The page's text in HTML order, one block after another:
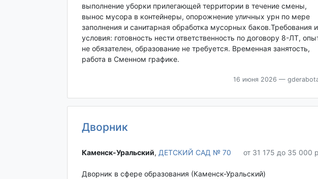
выполнение уборки прилегающей территории в течение смены,
вынос мусора в контейнеры, опорожнение уличных урн по мере
заполнения и санитарная обработка мусорных баков.Требования и
условия: готовность нести ответственность по договору 8-ЛТ,
не обязателен, образование не требуется. Временная занятость,
работа в Сменном графике.
16 июня 2026 —
Дворник
Каменск-Уральский‎, ДЕТСКИЙ САД № 70 от 31 175 до 35 000
Дворник в сфере образования (Каменск-Уральский)